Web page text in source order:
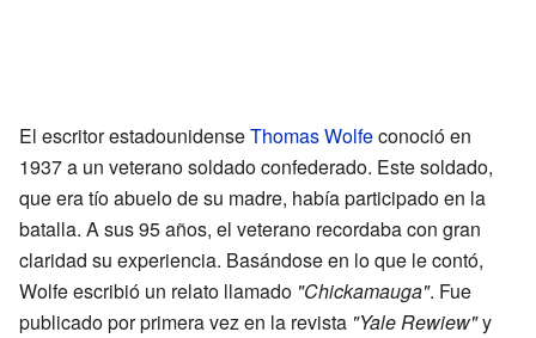
El escritor estadounidenseThomas Wolfeconoció en
1937 a un veterano soldado confederado. Este soldado,
que era tío abuelo de su madre, había participado en la
batalla. A sus 95 años, el veterano recordaba con gran
claridad su experiencia. Basándose en lo que le contó,
Wolfe escribió un relato llamado "Chickamauga". Fue
publicado por primera vez en la revista "Yale Rewiew"y